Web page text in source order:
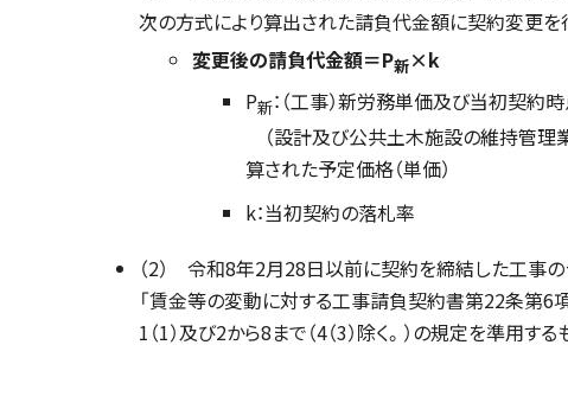
次の方式により算出された請負代金額に契約変更を
変更後の請負代金額＝P新×k
P新：（工事）新労務単価及び当初契
（設計及び公共土木施設の維持管理
算された予定価格（単価）
k：当初契約の落札率
（2） 令和8年2月28日以前に契約を締結した工事の
「賃金等の変動に対する工事請負契約書第22条第6
1（1）及び2から8まで（4（3）除く。）の規定を準用する